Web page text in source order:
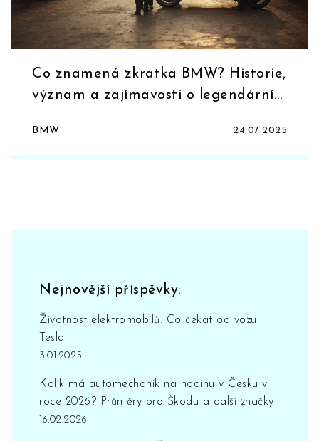
Co znamená zkratka BMW? Historie,
význam a zajímavosti o legendární
BMW 24.07.2025
Nejnovější příspěvky:
Životnost elektromobilů: Co čekat od vozu
Tesla
3.01.2025
Kolik má automechanik na hodinu v Česku v
roce 2026? Průměry pro Škodu a další značky
16.02.2026